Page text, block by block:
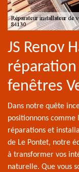
JS Renov
fenêtres
Dans notre quête
positionnons comme
réparations et
de Le Pontet, notre
à transformer vos
naturelle. Que vous